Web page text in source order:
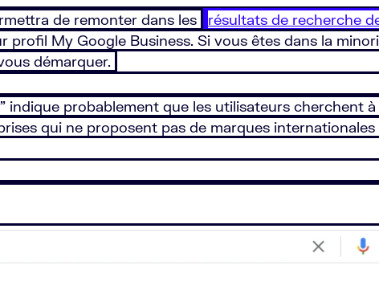
de remonter dans les résultats de recherche
profil My Google Business. Si vous êtes dans la
démarquer.
indique probablement que les utilisateurs cherchent
qui ne proposent pas de marques